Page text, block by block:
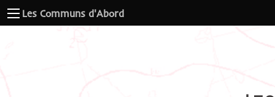
Les Communs d'Abord